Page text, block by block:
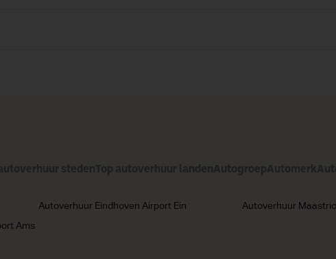
Autoverhuur Eindhoven Airport Ein Autoverhuur
Ams